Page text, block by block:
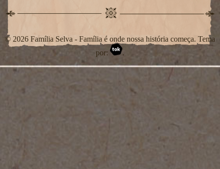
© 2026 Família Selva - Família é onde nossa história começa. Tema
por:
.